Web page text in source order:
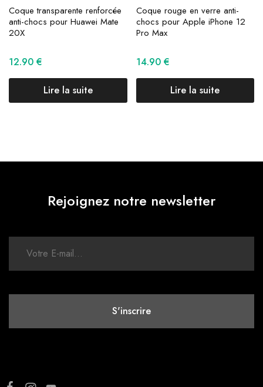
Coque transparente renforcée
anti-chocs pour Huawei Mate
20X
12.90 €
Lire la suite
Coque rouge en verre anti-
chocs pour Apple iPhone 12
Pro Max
14.90 €
Lire la suite
Rejoignez notre newsletter